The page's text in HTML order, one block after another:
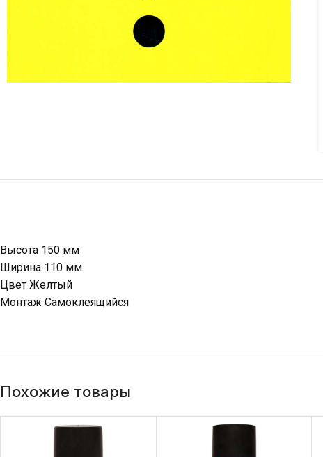
Высота 150 мм
Ширина 110 мм
Цвет Желтый
Монтаж Самоклеящийся
Похожие товары